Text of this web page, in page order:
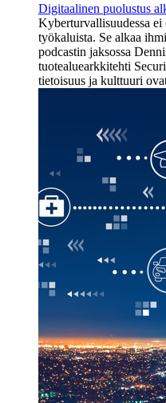
Digitaalinen puolustus
Kyberturvallisuudessa
työkaluista. Se alkaa
podcastin jaksossa
tuotealuearkkitehti
tietoisuus ja kulttuuri